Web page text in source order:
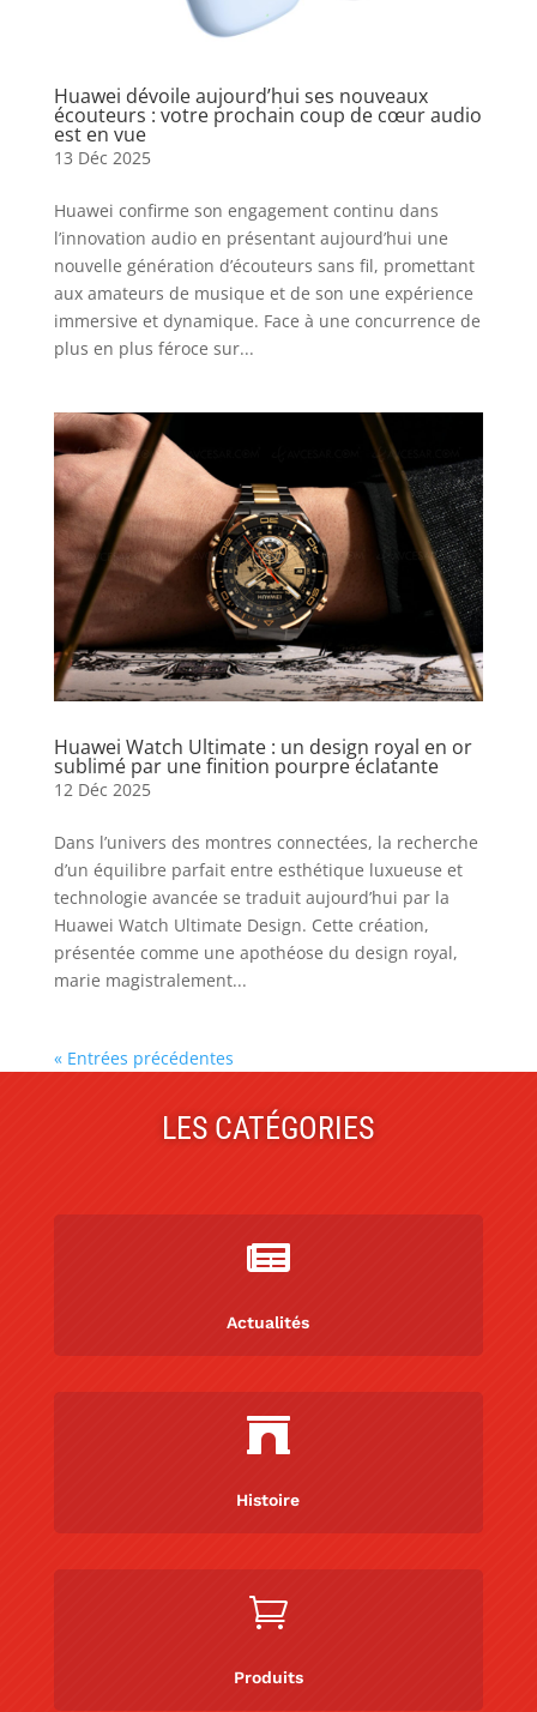
Huawei dévoile aujourd’hui ses nouveaux
écouteurs : votre prochain coup de cœur audio
est en vue
13 Déc 2025
Huawei confirme son engagement continu dans
l’innovation audio en présentant aujourd’hui une
nouvelle génération d’écouteurs sans fil, promettant
aux amateurs de musique et de son une expérience
immersive et dynamique. Face à une concurrence de
plus en plus féroce sur...
Huawei Watch Ultimate : un design royal en or
sublimé par une finition pourpre éclatante
12 Déc 2025
Dans l’univers des montres connectées, la recherche
d’un équilibre parfait entre esthétique luxueuse et
technologie avancée se traduit aujourd’hui par la
Huawei Watch Ultimate Design. Cette création,
présentée comme une apothéose du design royal,
marie magistralement...
« Entrées précédentes
LES CATÉGORIES

Actualités

Histoire

Produits